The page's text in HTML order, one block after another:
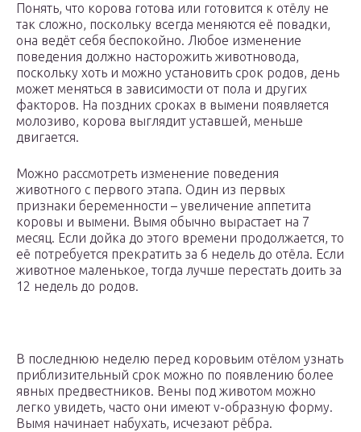
Понять, что корова готова или готовится к отёлу не
так сложно, поскольку всегда меняются её повадки,
она ведёт себя беспокойно. Любое изменение
поведения должно насторожить животновода,
поскольку хоть и можно установить срок родов, день
может меняться в зависимости от пола и других
факторов. На поздних сроках в вымени появляется
молозиво, корова выглядит уставшей, меньше
двигается.
Можно рассмотреть изменение поведения
животного с первого этапа. Один из первых
признаки беременности – увеличение аппетита
коровы и вымени. Вымя обычно вырастает на 7
месяц. Если дойка до этого времени продолжается, то
её потребуется прекратить за 6 недель до отёла. Если
животное маленькое, тогда лучше перестать доить за
12 недель до родов.
В последнюю неделю перед коровьим отёлом узнать
приблизительный срок можно по появлению более
явных предвестников. Вены под животом можно
легко увидеть, часто они имеют v-образную форму.
Вымя начинает набухать, исчезают рёбра.